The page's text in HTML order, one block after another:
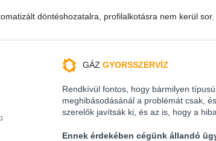
döntéshozatalra, profilalkotásra nem kerül sor.
GÁZ GYORSSZERVÍZ
Rendkívül fontos, hogy bármilyen
meghibásodásánál a problémát csak,
szerelők javítsák ki, és az is, hogy a
Ennek érdekében cégünk állandó